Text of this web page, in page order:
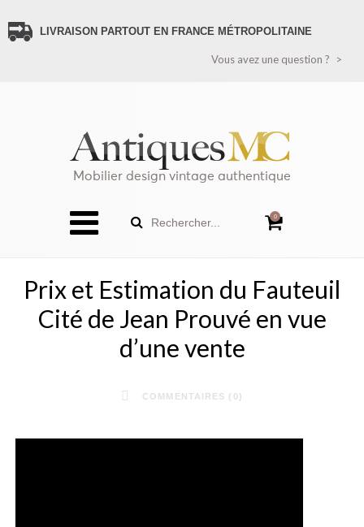
VOUS AVEZ UNE QUESTION ?
LIVRAISON ÉTRANGER (HORS FRANCE MÉTROPOLITAINE)
RECEVEZ TOUTES LES NOUVEAUTÉS
POLITIQUE DE CONFIDENTIALITÉ
LIVRAISON PARTOUT EN FRANCE MÉTROPOLITAINE
Vous avez une question ?
Mobilier design vintage authentique
Rechercher... 0
Prix et Estimation du Fauteuil
Cité de Jean Prouvé en vue
d’une vente
COMMENTAIRES (0)